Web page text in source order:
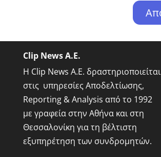
Clip News A.E.
Η Clip News A.E. δραστηριοποιείται
στις υπηρεσίες Αποδελτίωσης,
Reporting & Analysis από το 1992
με γραφεία στην Αθήνα και στη
Θεσσαλονίκη για τη βέλτιστη
εξυπηρέτηση των συνδρομητών.